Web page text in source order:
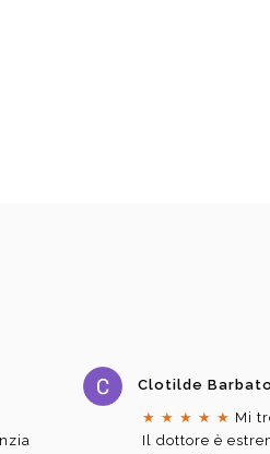
Clotilde
★ ★ ★ ★ ★ Mi
Il dottore è